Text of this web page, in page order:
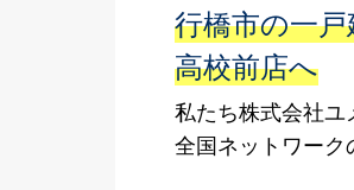
行橋市の一
高校前店へ
私たち株式会社ユ
全国ネットワーク